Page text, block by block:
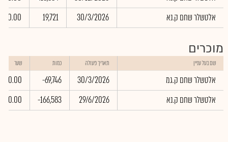
אלטשלר שחם ק.נא
30/3/2026
19,721
0.00
מוכרים
שם בעל עניין תאריך פעולה כמות שער
אלטשלר שחם ק.גמ 30/3/2026
-69,746
0.00
אלטשלר שחם ק.נא
29/6/2026
-166,583
0.00